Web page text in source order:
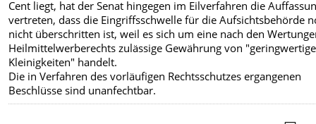
Cent liegt, hat der Senat hingegen im Eilverfahren die
vertreten, dass die Eingriffsschwelle für die Aufsichtsbehörde
nicht überschritten ist, weil es sich um eine nach den
Heilmittelwerberechts zulässige Gewährung von
Kleinigkeiten" handelt.
Die in Verfahren des vorläufigen Rechtsschutzes ergangenen
Beschlüsse sind unanfechtbar.